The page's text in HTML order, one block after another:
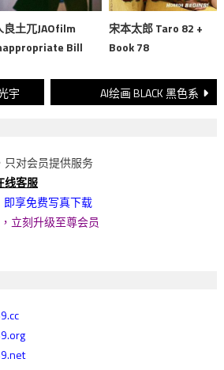
良土兀JAOfilm
Bill
宋本太郎 Taro 82 +
Book 78
宇 AI绘画 BLACK 黑色系
对会员提供服务
线客服
即享免费写真下载
立刻升级至尊会员